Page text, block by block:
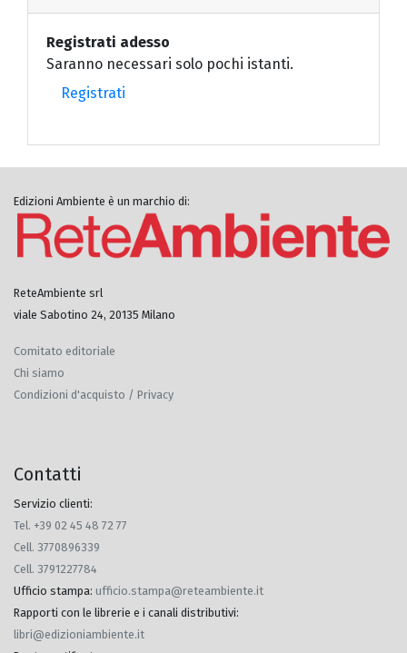
Registrati adesso
Saranno necessari solo pochi istanti.
Registrati
Edizioni Ambiente è un marchio di:
ReteAmbiente srl
viale Sabotino 24, 20135 Milano
Comitato editoriale
Chi siamo
Condizioni d'acquisto / Privacy
Contatti
Servizio clienti:
Tel. +39 02 45 48 72 77
Cell. 3770896339
Cell. 3791227784
Ufficio stampa: ufficio.stampa@reteambiente.it
Rapporti con le librerie e i canali distributivi:
libri@edizioniambiente.it